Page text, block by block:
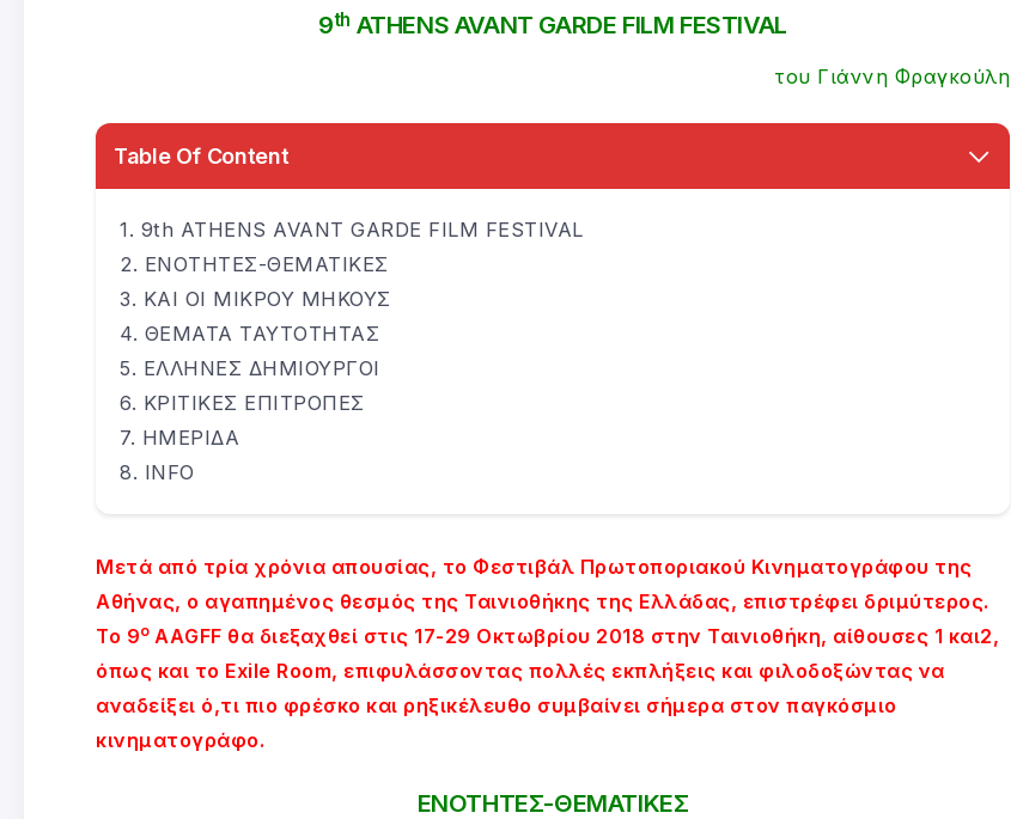
9th ATHENS AVANT GARDE FILM FESTIVAL
του Γιάννη Φραγκούλη
Table Of Content
9th ATHENS AVANT GARDE FILM FESTIVAL
ΕΝΟΤΗΤΕΣ-ΘΕΜΑΤΙΚΕΣ
ΚΑΙ ΟΙ ΜΙΚΡΟΥ ΜΗΚΟΥΣ
ΘΕΜΑΤΑ ΤΑΥΤΟΤΗΤΑΣ
ΕΛΛΗΝΕΣ ΔΗΜΙΟΥΡΓΟΙ
ΚΡΙΤΙΚΕΣ ΕΠΙΤΡΟΠΕΣ
ΗΜΕΡΙΔΑ
INFO
Μετά από τρία χρόνια απουσίας, το Φεστιβάλ Πρωτοποριακού Κινηματογράφου της
Αθήνας, ο αγαπημένος θεσμός της Ταινιοθήκης της Ελλάδας, επιστρέφει δριμύτερος.
Το 9ο AΑGFF θα διεξαχθεί στις 17-29 Οκτωβρίου 2018 στην Ταινιοθήκη, αίθουσες 1 και2,
όπως και το Exile Room, επιφυλάσσοντας πολλές εκπλήξεις και φιλοδοξώντας να
αναδείξει ό,τι πιο φρέσκο και ρηξικέλευθο συμβαίνει σήμερα στον παγκόσμιο
κινηματογράφο.
ΕΝΟΤΗΤΕΣ-ΘΕΜΑΤΙΚΕΣ